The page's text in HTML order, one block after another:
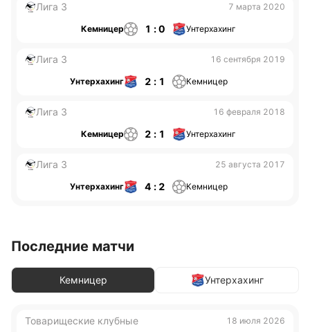
Лига 3 7 марта 2020
Кемницер 1 : 0 Унтерхахинг
Лига 3 16 сентября 2019
Унтерхахинг 2 : 1 Кемницер
Лига 3 16 февраля 2018
Кемницер 2 : 1 Унтерхахинг
Лига 3 25 августа 2017
Унтерхахинг 4 : 2 Кемницер
Последние матчи
Кемницер Унтерхахинг
Товарищеские клубные 18 июля 2026